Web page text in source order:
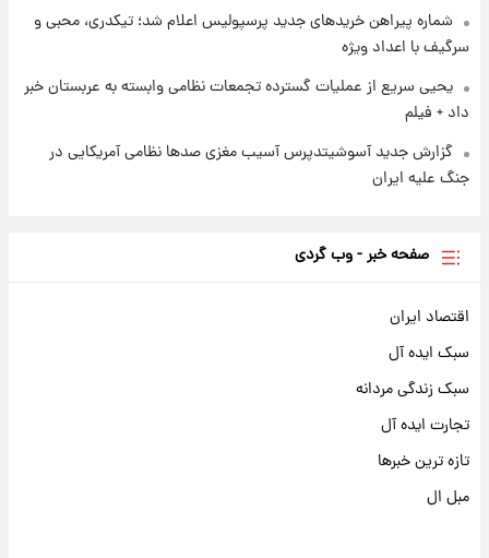
شماره پیراهن خریدهای جدید پرسپولیس اعلام شد؛ تیکدری، محبی و
سرگیف با اعداد ویژه
یحیی سریع از عملیات گسترده تجمعات نظامی وابسته به عربستان خبر
داد + فیلم
گزارش جدید آسوشیتدپرس آسیب مغزی صدها نظامی آمریکایی در
جنگ علیه ایران
صفحه خبر - وب گردی
اقتصاد ایران
سبک ایده آل
سبک زندگی مردانه
تجارت ایده آل
تازه ترین خبرها
مبل ال